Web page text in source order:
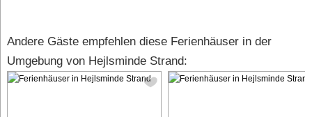
Andere Gäste empfehlen diese Ferienhäuser in der
Umgebung von Hejlsminde Strand: